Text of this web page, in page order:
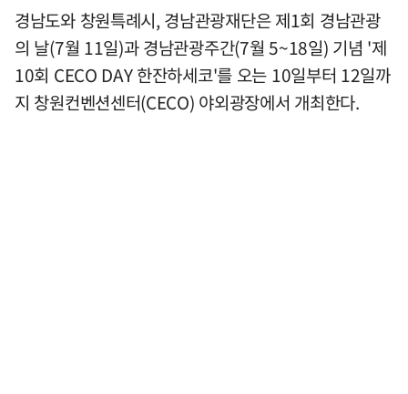
경남도와 창원특례시, 경남관광재단은 제1회 경남관광
의 날(7월 11일)과 경남관광주간(7월 5~18일) 기념 '제
10회 CECO DAY 한잔하세코'를 오는 10일부터 12일까
지 창원컨벤션센터(CECO) 야외광장에서 개최한다.